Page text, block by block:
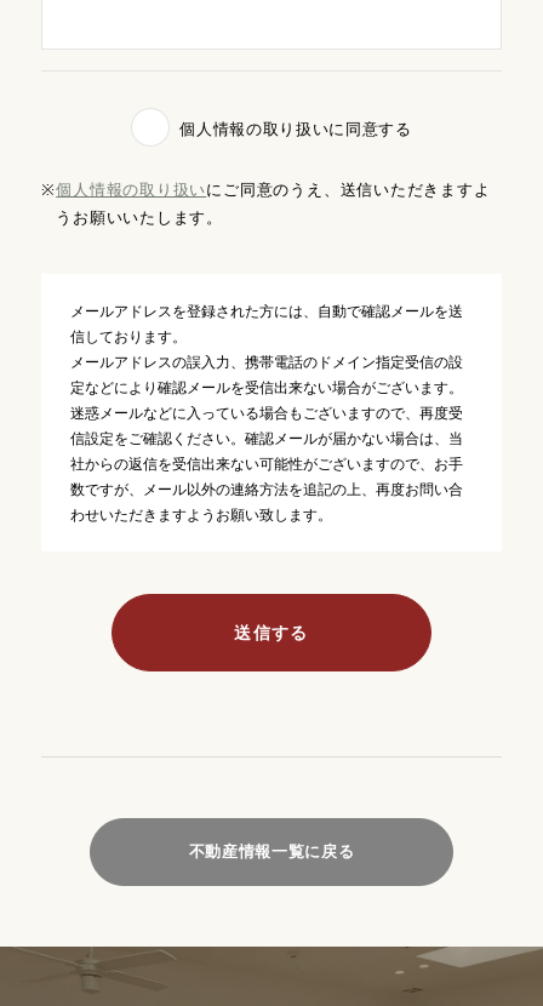
個人情報の取り扱いに同意する
※個人情報の取り扱いにご同意のうえ、送信いただきますよ
うお願いいたします。
メールアドレスを登録された方には、自動で確認メールを送
信しております。
メールアドレスの誤入力、携帯電話のドメイン指定受信の設
定などにより確認メールを受信出来ない場合がございます。
迷惑メールなどに入っている場合もございますので、再度受
信設定をご確認ください。確認メールが届かない場合は、当
社からの返信を受信出来ない可能性がございますので、お手
数ですが、メール以外の連絡方法を追記の上、再度お問い合
わせいただきますようお願い致します。
不動産情報一覧に戻る